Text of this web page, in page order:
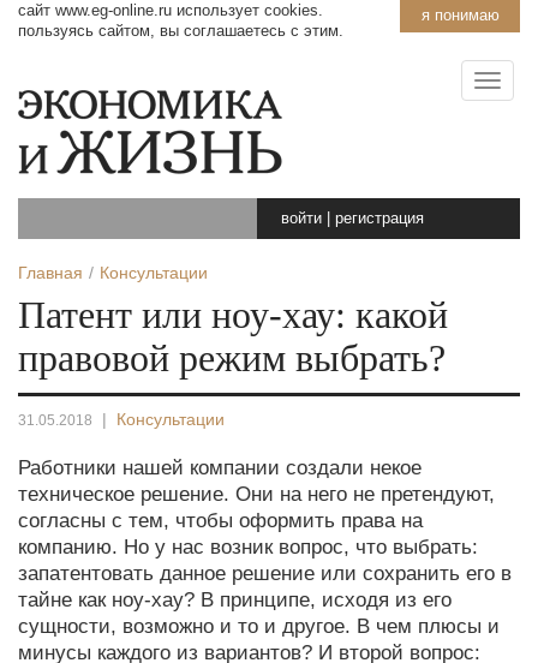
я понимаю
сайт www.eg-online.ru использует cookies.
пользуясь сайтом, вы соглашаетесь с этим.
войти регистрация
Главная Консультации
Патент или ноу-хау: какой
правовой режим выбрать?
31.05.2018 | Консультации
Работники нашей компании создали некое
техническое решение. Они на него не претендуют,
согласны с тем, чтобы оформить права на
компанию. Но у нас возник вопрос, что выбрать:
запатентовать данное решение или сохранить его в
тайне как ноу-хау? В принципе, исходя из его
сущности, возможно и то и другое. В чем плюсы и
минусы каждого из вариантов? И второй вопрос: